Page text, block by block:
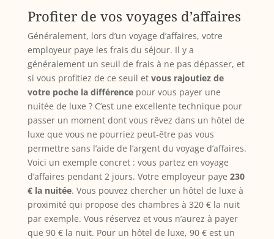
Profiter de vos voyages d’affaires
Généralement, lors d’un voyage d’affaires, votre
employeur paye les frais du séjour. Il y a
généralement un seuil de frais à ne pas dépasser, et
si vous profitiez de ce seuil et vous rajoutiez de
votre poche la différencepour vous payer une
nuitée de luxe ? C’est une excellente technique pour
passer un moment dont vous rêvez dans un hôtel de
luxe que vous ne pourriez peut-être pas vous
permettre sans l’aide de l’argent du voyage d’affaires.
Voici un exemple concret : vous partez en voyage
d’affaires pendant 2 jours. Votre employeur paye 230
€ la nuitée. Vous pouvez chercher un hôtel de luxe à
proximité qui propose des chambres à 320 € la nuit
par exemple. Vous réservez et vous n’aurez à payer
que 90 € la nuit. Pour un hôtel de luxe, 90 € est un